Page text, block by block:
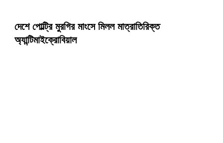
দেশে পোল্ট্রি মুরগির মাংসে মিলল মাত্রাতিরিক্ত
অ্যান্টিমাইক্রোবিয়াল